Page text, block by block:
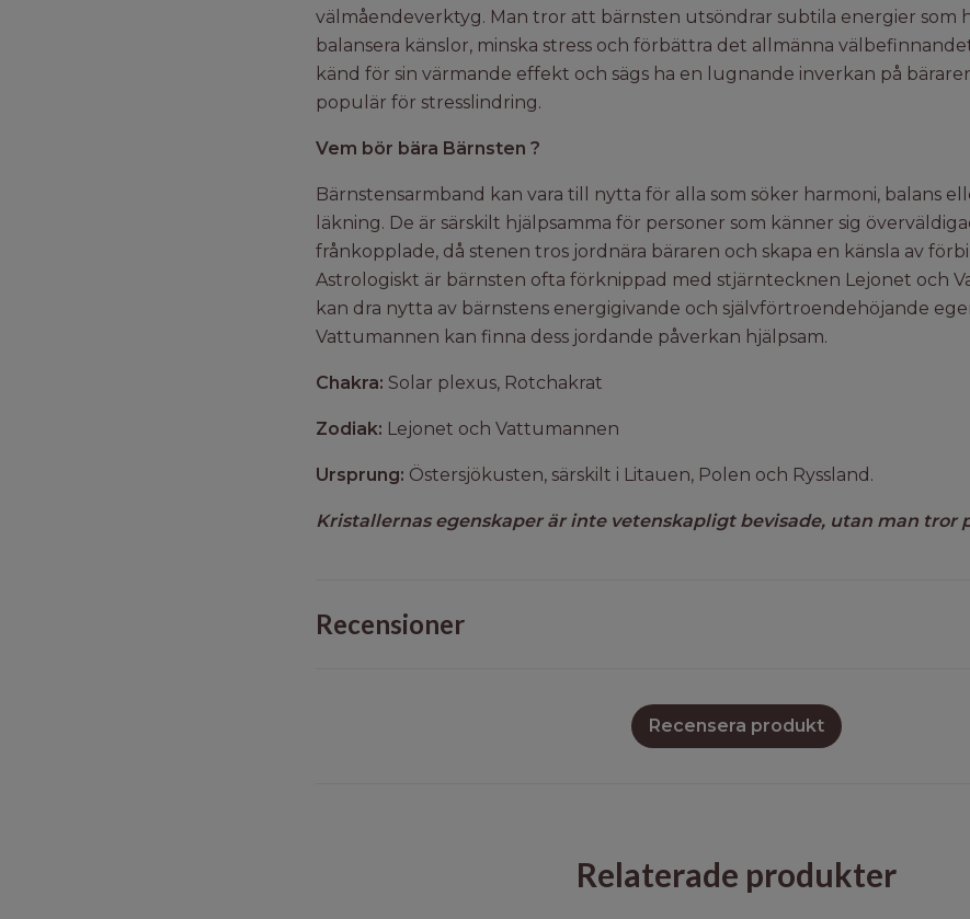
välmåendeverktyg. Man tror att bärnsten utsöndrar subtila energier som
balansera känslor, minska stress och förbättra det allmänna
känd för sin värmande effekt och sägs ha en lugnande inverkan på
populär för stresslindring.
Vem bör bära Bärnsten ?
Bärnstensarmband kan vara till nytta för alla som söker harmoni, balans
läkning. De är särskilt hjälpsamma för personer som känner sig
frånkopplade, då stenen tros jordnära bäraren och skapa en känsla av
Astrologiskt är bärnsten ofta förknippad med stjärntecknen Lejonet och
kan dra nytta av bärnstens energigivande och självförtroendehöjande
Vattumannen kan finna dess jordande påverkan hjälpsam.
Chakra: Solar plexus, Rotchakrat
Zodiak: Lejonet och Vattumannen
Ursprung: Östersjökusten, särskilt i Litauen, Polen och Ryssland.
Kristallernas egenskaper är inte vetenskapligt bevisade, utan man tror
Recensioner
Recensera produkt
Relaterade produkter